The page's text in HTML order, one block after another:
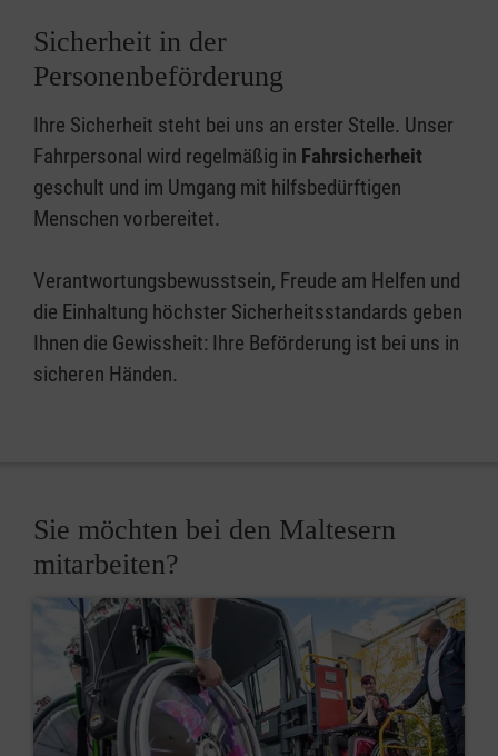
Sicherheit in der
Personenbeförderung
Ihre Sicherheit steht bei uns an erster Stelle. Unser
Fahrpersonal wird regelmäßig in Fahrsicherheit
geschult und im Umgang mit hilfsbedürftigen
Menschen vorbereitet.
Verantwortungsbewusstsein, Freude am Helfen und
die Einhaltung höchster Sicherheitsstandards geben
Ihnen die Gewissheit: Ihre Beförderung ist bei uns in
sicheren Händen.
Sie möchten bei den Maltesern
mitarbeiten?